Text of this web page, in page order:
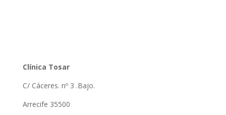
Clínica Tosar
C/ Cáceres. nº 3 .Bajo.
Arrecife 35500